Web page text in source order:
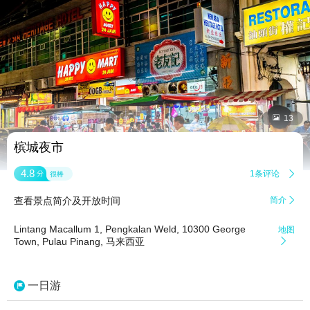
 13
槟城夜市
4.8 分 很棒 1条评论 
查看景点简介及开放时间 简介 
Lintang Macallum 1, Pengkalan Weld, 10300 George
Town, Pulau Pinang, 马来西亚
地图

一日游
